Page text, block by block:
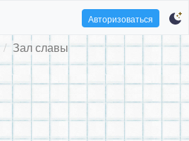
Авторизоваться
Зал славы